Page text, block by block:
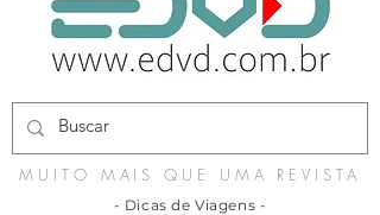
MUITO MAIS QUE UMA REVISTA
- Dicas de Viagens -